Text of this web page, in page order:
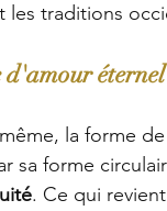
les traditions
d'amour éternel
la forme
sa forme
. Ce qui